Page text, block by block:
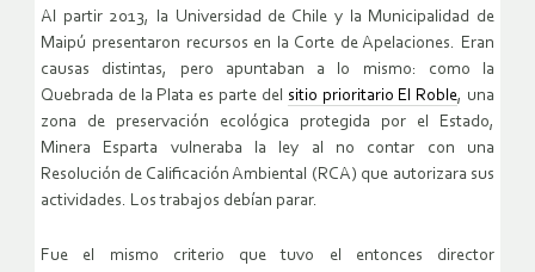
Al partir 2013, la Universidad de Chile y la Municipalidad de
Maipú presentaron recursos en la Corte de Apelaciones. Eran
causas distintas, pero apuntaban a lo mismo: como la
Quebrada de la Plata es parte del sitio prioritario El Roble, una
zona de preservación ecológica protegida por el Estado,
Minera Esparta vulneraba la ley al no contar con una
Resolución de Calificación Ambiental (RCA) que autorizara sus
actividades. Los trabajos debían parar.
Fue el mismo criterio que tuvo el entonces director